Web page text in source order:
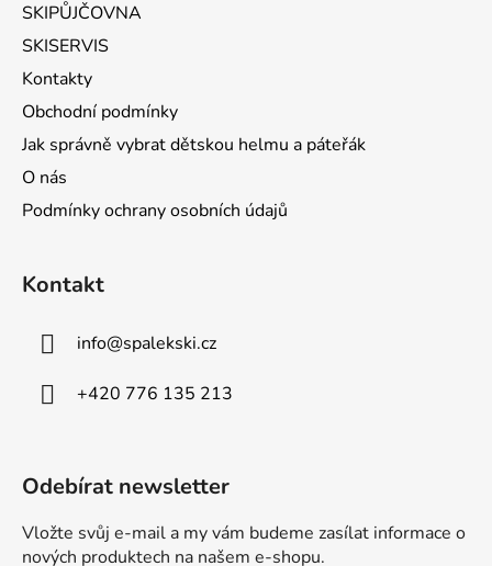
SKIPŮJČOVNA
SKISERVIS
Kontakty
Obchodní podmínky
Jak správně vybrat dětskou helmu a páteřák
O nás
Podmínky ochrany osobních údajů
Kontakt
info@spalekski.cz
+420 776 135 213
Odebírat newsletter
Vložte svůj e-mail a my vám budeme zasílat informace o
nových produktech na našem e-shopu.